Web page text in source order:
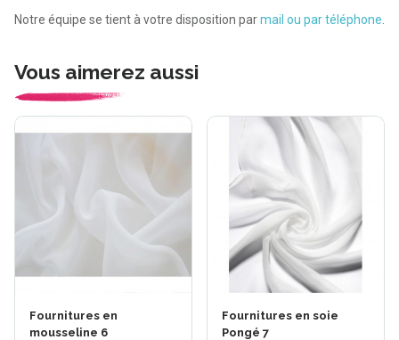
Notre équipe se tient à votre disposition parmail ou par téléphone
Vous aimerez aussi
Fournitures en
mousseline 6
Fournitures en soie
Pongé 7